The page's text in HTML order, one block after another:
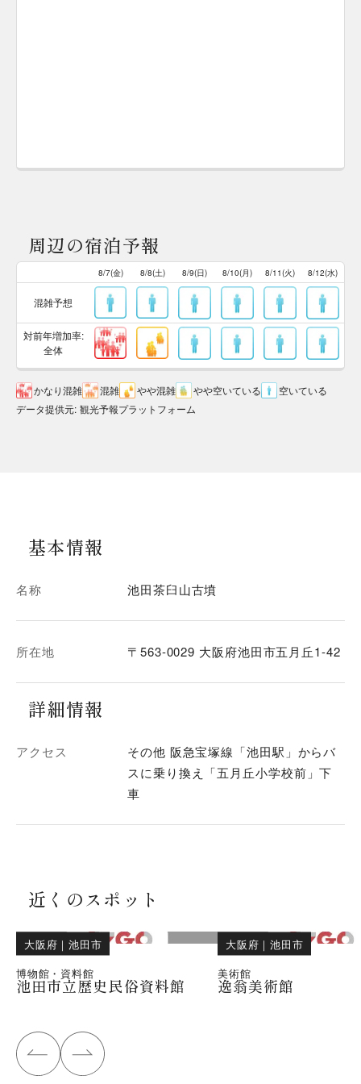
周辺の宿泊予報
8/7(金) 8/8(土) 8/9(日) 8/10(月) 8/11(火) 8/12(水)
混雑予想
対前年増加率:
全体
かなり混雑 混雑 やや混雑 やや空いている
空いている
データ提供元: 観光予報プラットフォーム
基本情報
名称 池田茶臼山古墳
所在地 〒563-0029 大阪府池田市五月丘1-42
詳細情報
アクセス
その他 阪急宝塚線「池田駅」からバ
スに乗り換え「五月丘小学校前」下
車
近くのスポット
大阪府 ｜池田市
博物館・資料館
池田市立歴史民俗資料館
大阪府 ｜池田市
美術館
逸翁美術館